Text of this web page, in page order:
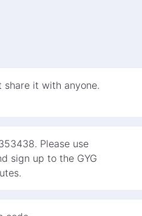
share it with anyone.
Please use
sign up to the GYG